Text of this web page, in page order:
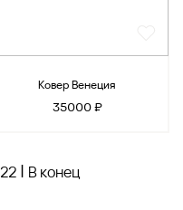
Ковер Венеция
35000 ₽
22 | В конец